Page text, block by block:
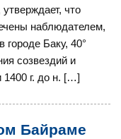
что
наблюдателем,
городе Баку, 40°
созвездий и
1400 г. до н. […]
Байраме